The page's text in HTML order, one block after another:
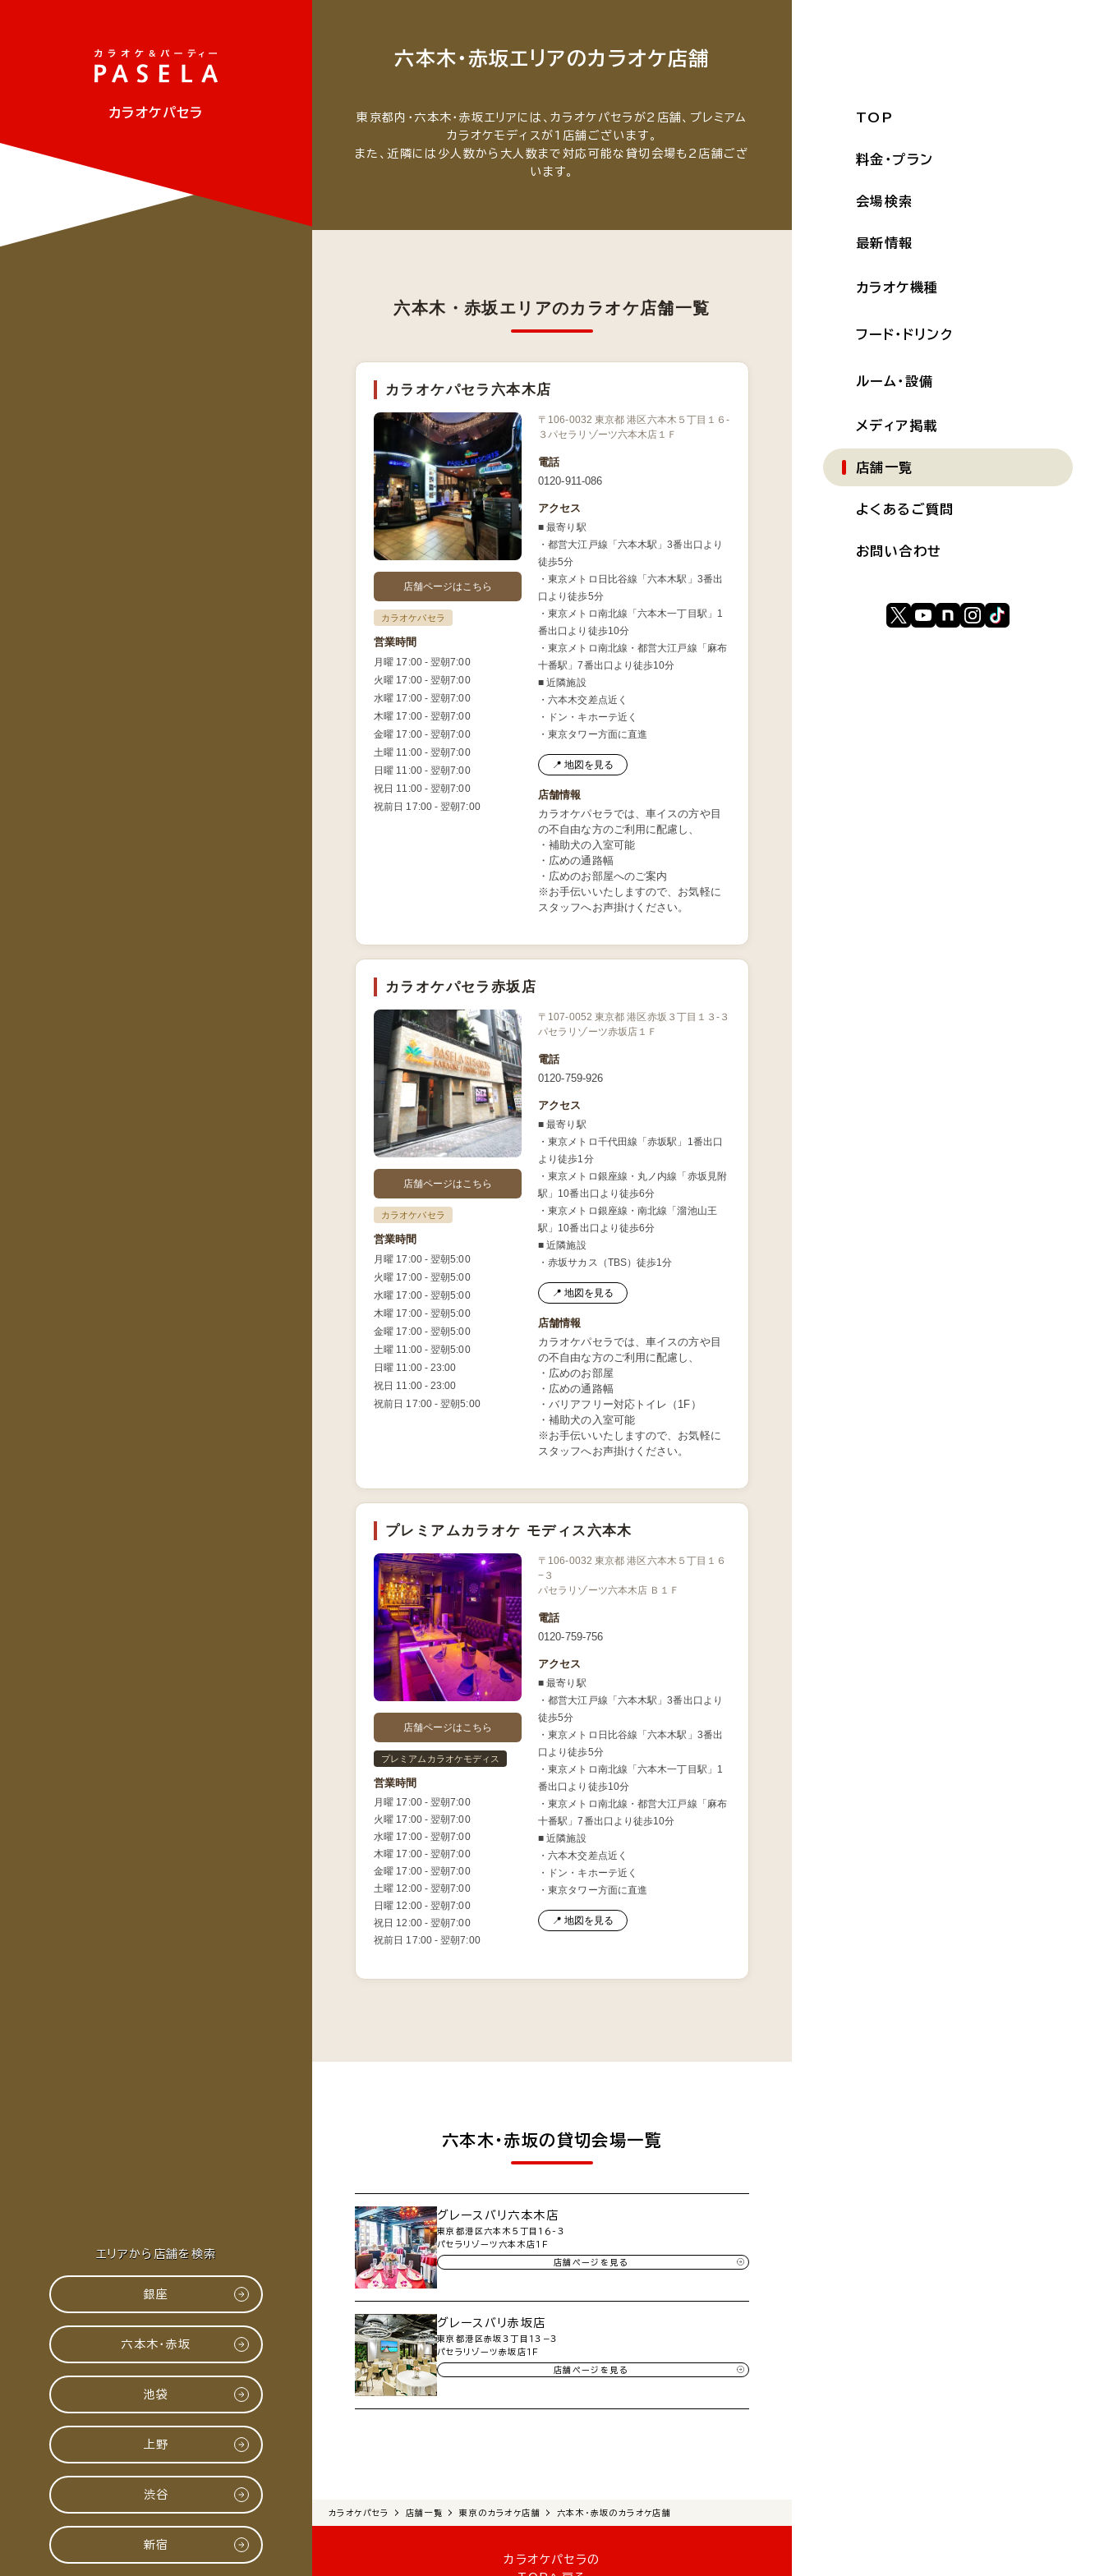
カラオケパセラ
エリアから店舗を検索
銀座
六本木・赤坂
池袋
上野
渋谷
新宿
TOP
料金・プラン
会場検索
最新情報
カラオケ機種
フード・ドリンク
ルーム・設備
メディア掲載
店舗一覧
よくあるご質問
お問い合わせ
六本木・赤坂エリアのカラオケ店舗
東京都内・六本木・赤坂エリアには、カラオケパセラが2店舗、プレミアム
カラオケモディスが1店舗ございます。
また、近隣には少人数から大人数まで対応可能な貸切会場も2店舗ござ
います。
六本木・赤坂エリアのカラオケ店舗一覧
カラオケパセラ六本木店
店舗ページはこちら
カラオケパセラ
営業時間
月曜 17:00 - 翌朝7:00
火曜 17:00 - 翌朝7:00
水曜 17:00 - 翌朝7:00
木曜 17:00 - 翌朝7:00
金曜 17:00 - 翌朝7:00
土曜 11:00 - 翌朝7:00
日曜 11:00 - 翌朝7:00
祝日 11:00 - 翌朝7:00
祝前日 17:00 - 翌朝7:00
〒106-0032 東京都 港区六本木５丁目１６-
３パセラリゾーツ六本木店１Ｆ
電話
0120-911-086
アクセス
■ 最寄り駅
・都営大江戸線「六本木駅」3番出口より
徒歩5分
・東京メトロ日比谷線「六本木駅」3番出
口より徒歩5分
・東京メトロ南北線「六本木一丁目駅」1
番出口より徒歩10分
・東京メトロ南北線・都営大江戸線「麻布
十番駅」7番出口より徒歩10分
■ 近隣施設
・六本木交差点近く
・ドン・キホーテ近く
・東京タワー方面に直進
📍 地図を見る
店舗情報
カラオケパセラでは、車イスの方や目
の不自由な方のご利用に配慮し、
・補助犬の入室可能
・広めの通路幅
・広めのお部屋へのご案内
※お手伝いいたしますので、お気軽に
スタッフへお声掛けください。
カラオケパセラ赤坂店
店舗ページはこちら
カラオケパセラ
営業時間
月曜 17:00 - 翌朝5:00
火曜 17:00 - 翌朝5:00
水曜 17:00 - 翌朝5:00
木曜 17:00 - 翌朝5:00
金曜 17:00 - 翌朝5:00
土曜 11:00 - 翌朝5:00
日曜 11:00 - 23:00
祝日 11:00 - 23:00
祝前日 17:00 - 翌朝5:00
〒107-0052 東京都 港区赤坂３丁目１３-３
パセラリゾーツ赤坂店１Ｆ
電話
0120-759-926
アクセス
■ 最寄り駅
・東京メトロ千代田線「赤坂駅」1番出口
より徒歩1分
・東京メトロ銀座線・丸ノ内線「赤坂見附
駅」10番出口より徒歩6分
・東京メトロ銀座線・南北線「溜池山王
駅」10番出口より徒歩6分
■ 近隣施設
・赤坂サカス（TBS）徒歩1分
📍 地図を見る
店舗情報
カラオケパセラでは、車イスの方や目
の不自由な方のご利用に配慮し、
・広めのお部屋
・広めの通路幅
・バリアフリー対応トイレ（1F）
・補助犬の入室可能
※お手伝いいたしますので、お気軽に
スタッフへお声掛けください。
プレミアムカラオケ モディス六本木
店舗ページはこちら
プレミアムカラオケモディス
営業時間
月曜 17:00 - 翌朝7:00
火曜 17:00 - 翌朝7:00
水曜 17:00 - 翌朝7:00
木曜 17:00 - 翌朝7:00
金曜 17:00 - 翌朝7:00
土曜 12:00 - 翌朝7:00
日曜 12:00 - 翌朝7:00
祝日 12:00 - 翌朝7:00
祝前日 17:00 - 翌朝7:00
〒106-0032 東京都 港区六本木５丁目１６
−３
パセラリゾーツ六本木店 Ｂ１Ｆ
電話
0120-759-756
アクセス
■ 最寄り駅
・都営大江戸線「六本木駅」3番出口より
徒歩5分
・東京メトロ日比谷線「六本木駅」3番出
口より徒歩5分
・東京メトロ南北線「六本木一丁目駅」1
番出口より徒歩10分
・東京メトロ南北線・都営大江戸線「麻布
十番駅」7番出口より徒歩10分
■ 近隣施設
・六本木交差点近く
・ドン・キホーテ近く
・東京タワー方面に直進
📍 地図を見る
六本木・赤坂の貸切会場一覧
グレースバリ六本木店
東京都港区六本木５丁目１６-３
パセラリゾーツ六本木店１Ｆ
店舗ページを見る
グレースバリ赤坂店
東京都港区赤坂３丁目１３−３
パセラリゾーツ赤坂店１Ｆ
店舗ページを見る
カラオケパセラ 店舗一覧 東京のカラオケ店舗 六本木・赤坂のカラオケ店舗
カラオケパセラの